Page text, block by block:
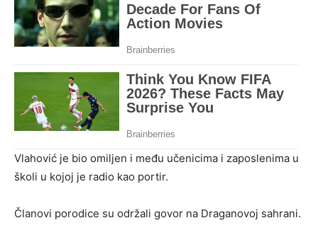
Vlahović je bio omiljen i među učenicima i zaposlenima u
školi u kojoj je radio kao portir.
Članovi porodice su održali govor na Draganovoj sahrani.